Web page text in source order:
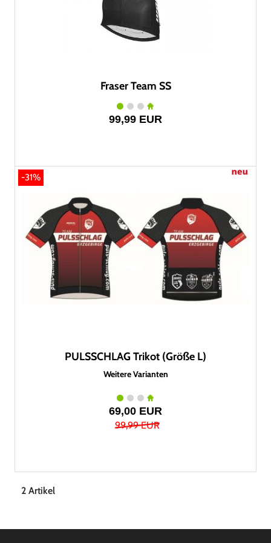
Fraser Team SS
99,99 EUR
-31%
PULSSCHLAG Trikot (Größe L)
Weitere Varianten
69,00 EUR
99,99 EUR
2 Artikel